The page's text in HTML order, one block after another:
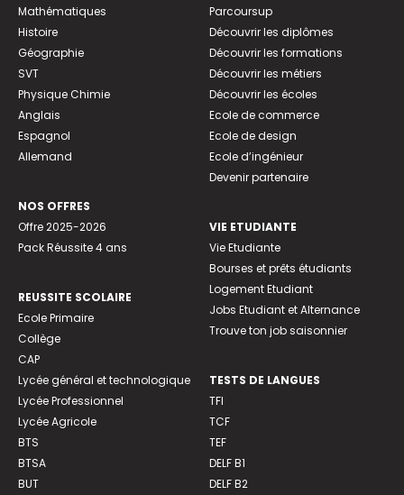
Mathématiques
Histoire
Géographie
SVT
Physique Chimie
Anglais
Espagnol
Allemand
NOS OFFRES
Offre 2025-2026
Pack Réussite 4 ans
REUSSITE SCOLAIRE
Ecole Primaire
Collège
CAP
Lycée général et technologique
Lycée Professionnel
Lycée Agricole
BTS
BTSA
BUT
Parcoursup
Découvrir les diplômes
Découvrir les formations
Découvrir les métiers
Découvrir les écoles
Ecole de commerce
Ecole de design
Ecole d’ingénieur
Devenir partenaire
VIE ETUDIANTE
Vie Etudiante
Bourses et prêts étudiants
Logement Etudiant
Jobs Etudiant et Alternance
Trouve ton job saisonnier
TESTS DE LANGUES
TFI
TCF
TEF
DELF B1
DELF B2